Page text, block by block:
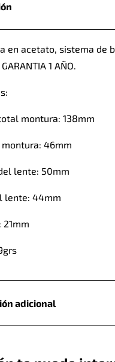
en acetato, sistema de
1 AÑO.
montura: 138mm
46mm
lente: 50mm
lente: 44mm
21mm
adicional